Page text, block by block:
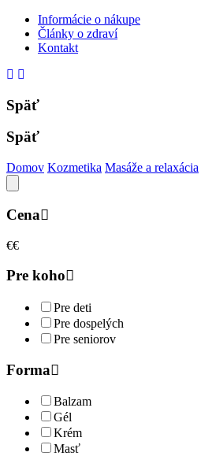
Informácie o nákupe
Články o zdraví
Kontakt
Späť
Späť
Domov Kozmetika Masáže a relaxácia
Cena
€€
Pre koho
Pre deti
Pre dospelých
Pre seniorov
Forma
Balzam
Gél
Krém
Masť